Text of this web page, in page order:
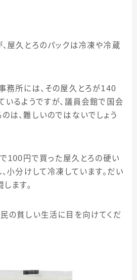
屋久とろのパックは冷凍や冷蔵
務所には、その屋久とろが140
いるようですが、議員会館で国会
は、難しいのではないでしょう
100 円で買った屋久とろの硬い
小分けして冷凍しています。だい
ます。
の貧しい生活に目を向けてくだ